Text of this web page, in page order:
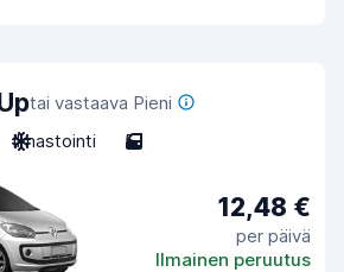
tai vastaava Pieni
Ilmastointi 5
12,48 €
per päivä
Ilmainen peruutus